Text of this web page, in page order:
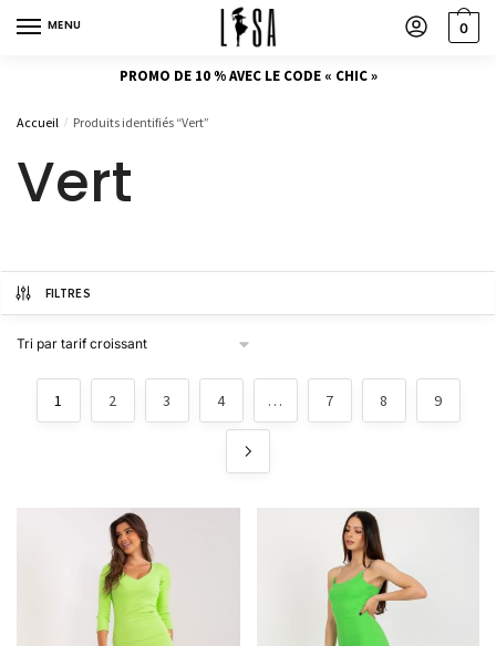
MENU 0
PROMO DE 10 % AVEC LE CODE « CHIC »
Accueil / Produits identifiés “Vert”
Vert
FILTRES
1 2 3 4 … 7 8 9